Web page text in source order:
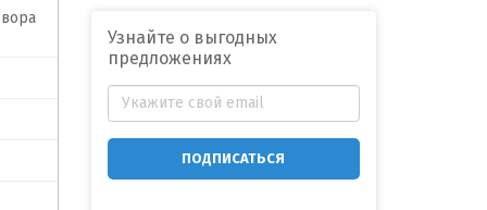
Узнайте о выгодных
предложениях
ПОДПИСАТЬСЯ